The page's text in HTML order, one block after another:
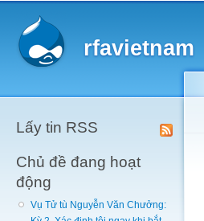
rfavietnam
Lấy tin RSS
Chủ đề đang hoạt
động
Vụ Tử tù Nguyễn Văn Chưởng: